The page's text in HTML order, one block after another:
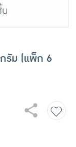
รัม (แพ็ก 6